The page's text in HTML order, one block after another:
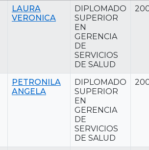
LAURA
VERONICA
DIPLOMADO
SUPERIOR
EN
GERENCIA
DE
SERVICIOS
DE SALUD
PETRONILA
ANGELA
DIPLOMADO
SUPERIOR
EN
GERENCIA
DE
SERVICIOS
DE SALUD